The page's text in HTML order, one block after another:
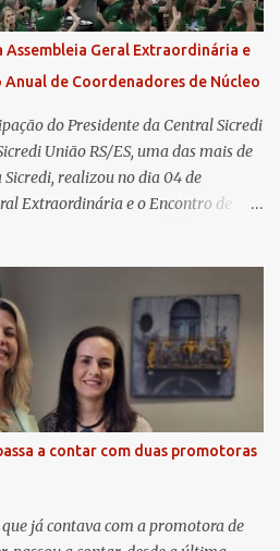
Assembleia Geral Extraordinária e
de Coordenadores de Núcleo
do Presidente da Central Sicredi
União RS/ES, uma das mais de
realizou no dia 04 de
Extraordinária e o Encontro de
em Santa Rosa/RS com
os coordenadores capixabas, que
de Itapemirim / ES. Durante a
foram debatidas e aprovadas
atualização da Política de
Estatutários e do regulamento
compromisso da cooperativa com a
No Encontro de Coordenadores de
União RS/ES, Sidnei Strejevitch, fez
a contar com duas promotoras
já contava com a promotora de